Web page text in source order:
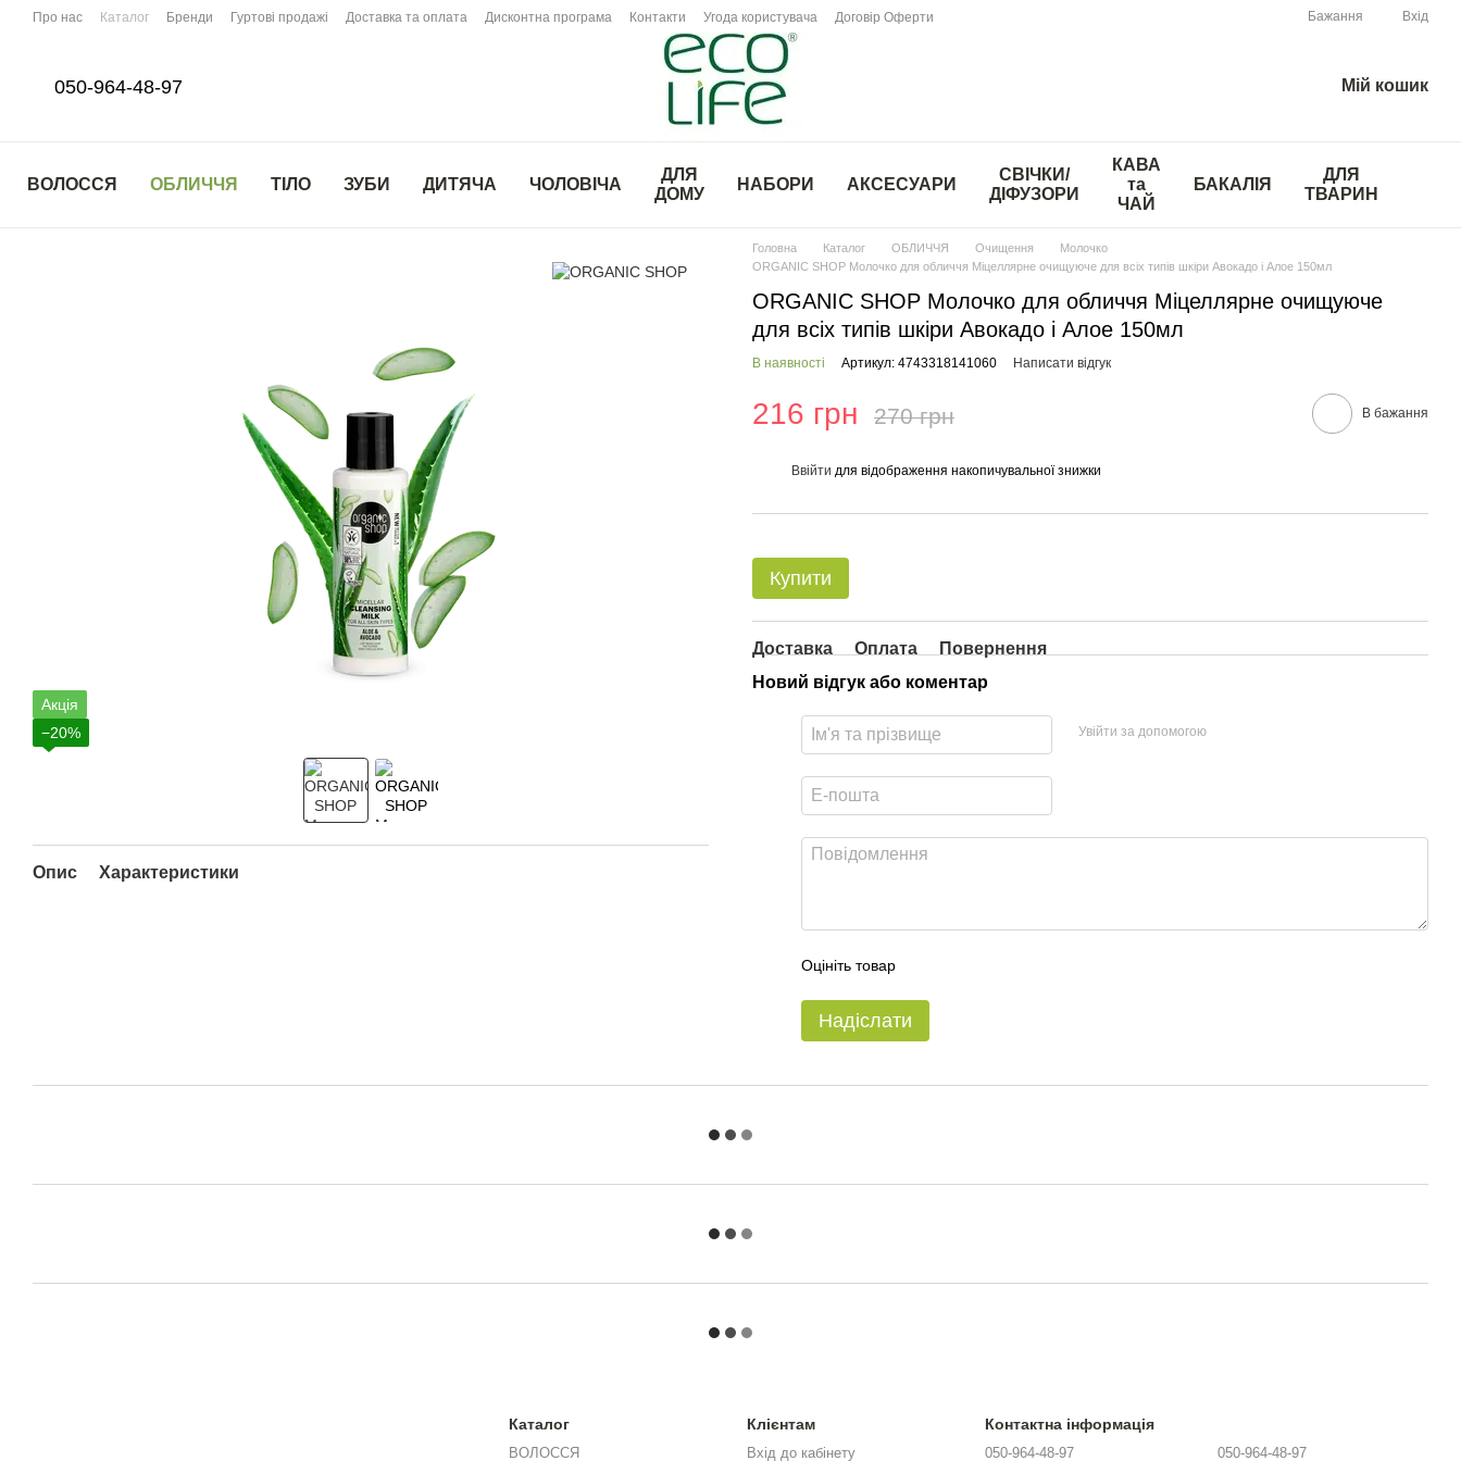
Перейти до основного контенту
Про нас Каталог Бренди Гуртові продажі Доставка та оплата Дисконтна програма Контакти Угода користувача Договір Оферти Бажання Вхід
050-964-48-97 Мій кошик
ВОЛОССЯ ОБЛИЧЧЯ ТІЛО ЗУБИ ДИТЯЧА ЧОЛОВІЧА
ДЛЯ
ДОМУ
НАБОРИ АКСЕСУАРИ
СВІЧКИ/
ДІФУЗОРИ
КАВА
та
ЧАЙ
БАКАЛІЯ
ДЛЯ
ТВАРИН
Акція
−20%
Опис Характеристики
Головна Каталог ОБЛИЧЧЯ Очищення
Молочко
ORGANIC SHOP Молочко для обличчя Міцеллярне очищуюче для всіх типів шкіри Авокадо і Алое 150мл
ORGANIC SHOP Молочко для обличчя Міцеллярне очищуюче
для всіх типів шкіри Авокадо і Алое 150мл
В наявності Артикул: 4743318141060 Написати відгук
216 грн 270 грн В бажання
Ввійти для відображення накопичувальної знижки
Купити
Доставка Оплата
Повернення
Новий відгук або коментар
Увійти за допомогою
Оцініть товар
Надіслати
Каталог
ВОЛОССЯ
Клієнтам
Вхід до кабінету
Контактна інформація
050-964-48-97 050-964-48-97